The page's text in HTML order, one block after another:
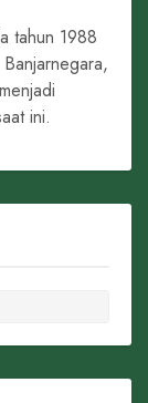
tahun 1988
ini.